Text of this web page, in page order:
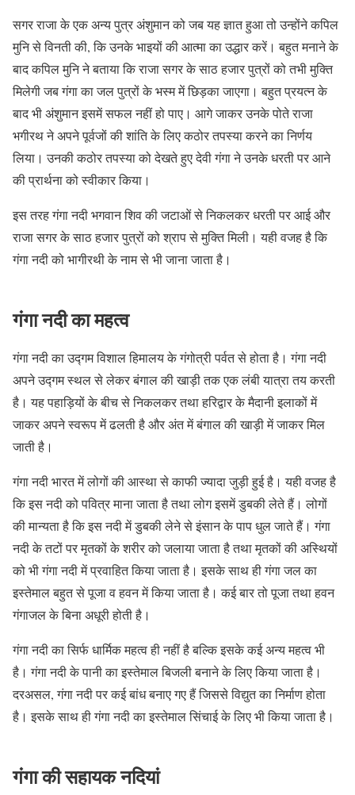
सगर राजा के एक अन्य पुत्र अंशुमान को जब यह ज्ञात हुआ तो उन्होंने कपिल
मुनि से विनती की, कि उनके भाइयों की आत्मा का उद्धार करें। बहुत मनाने के
बाद कपिल मुनि ने बताया कि राजा सगर के साठ हजार पुत्रों को तभी मुक्ति
मिलेगी जब गंगा का जल पुत्रों के भस्म में छिड़का जाएगा। बहुत प्रयत्न के
बाद भी अंशुमान इसमें सफल नहीं हो पाए। आगे जाकर उनके पोते राजा
भगीरथ ने अपने पूर्वजों की शांति के लिए कठोर तपस्या करने का निर्णय
लिया। उनकी कठोर तपस्या को देखते हुए देवी गंगा ने उनके धरती पर आने
की प्रार्थना को स्वीकार किया।
इस तरह गंगा नदी भगवान शिव की जटाओं से निकलकर धरती पर आई और
राजा सगर के साठ हजार पुत्रों को श्राप से मुक्ति मिली। यही वजह है कि
गंगा नदी को भागीरथी के नाम से भी जाना जाता है।
गंगा नदी का महत्व
गंगा नदी का उद्गम विशाल हिमालय के गंगोत्री पर्वत से होता है। गंगा नदी
अपने उद्गम स्थल से लेकर बंगाल की खाड़ी तक एक लंबी यात्रा तय करती
है। यह पहाड़ियों के बीच से निकलकर तथा हरिद्वार के मैदानी इलाकों में
जाकर अपने स्वरूप में ढलती है और अंत में बंगाल की खाड़ी में जाकर मिल
जाती है।
गंगा नदी भारत में लोगों की आस्था से काफी ज्यादा जुड़ी हुई है। यही वजह है
कि इस नदी को पवित्र माना जाता है तथा लोग इसमें डुबकी लेते हैं। लोगों
की मान्यता है कि इस नदी में डुबकी लेने से इंसान के पाप धुल जाते हैं। गंगा
नदी के तटों पर मृतकों के शरीर को जलाया जाता है तथा मृतकों की अस्थियों
को भी गंगा नदी में प्रवाहित किया जाता है। इसके साथ ही गंगा जल का
इस्तेमाल बहुत से पूजा व हवन में किया जाता है। कई बार तो पूजा तथा हवन
गंगाजल के बिना अधूरी होती है।
गंगा नदी का सिर्फ धार्मिक महत्व ही नहीं है बल्कि इसके कई अन्य महत्व भी
है। गंगा नदी के पानी का इस्तेमाल बिजली बनाने के लिए किया जाता है।
दरअसल, गंगा नदी पर कई बांध बनाए गए हैं जिससे विद्युत का निर्माण होता
है। इसके साथ ही गंगा नदी का इस्तेमाल सिंचाई के लिए भी किया जाता है।
गंगा की सहायक नदियां